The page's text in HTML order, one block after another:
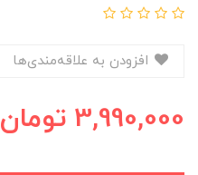
3,990,000 تومان